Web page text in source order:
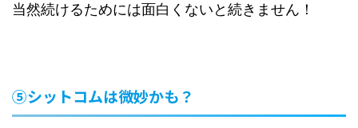
当然続けるためには面白くないと続きません！
⑤シットコムは微妙かも？